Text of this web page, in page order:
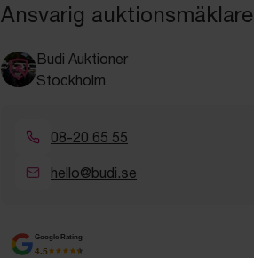
Ansvarig auktionsmäklare
Budi Auktioner
Stockholm
08-20 65 55
hello@budi.se
Google Rating
4.5